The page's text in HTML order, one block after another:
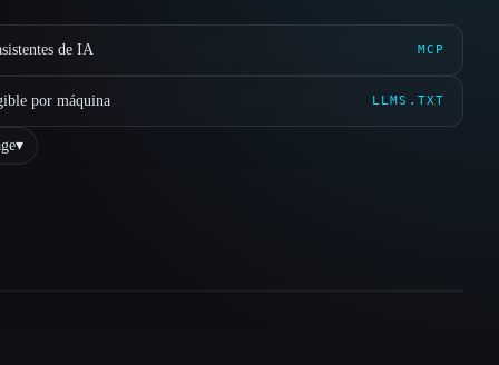
de IA MCP
por máquina LLMS.TXT
▾